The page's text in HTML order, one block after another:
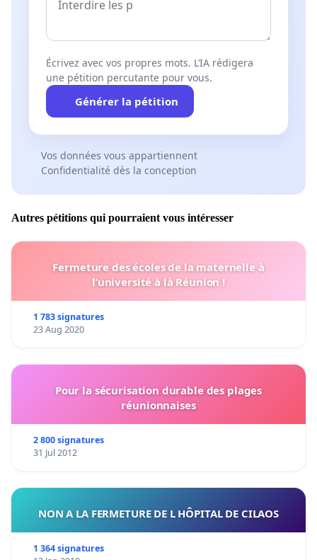
Écrivez avec vos propres mots. L’IA rédigera
une pétition percutante pour vous.
Générer la pétition
Vos données vous appartiennent
Confidentialité dès la conception
Autres pétitions qui pourraient vous intéresser
Fermeture des écoles de la maternelle à
l’université à là Réunion !
1 783 signatures
23 Aug 2020
Pour la sécurisation durable des plages
réunionnaises
2 800 signatures
31 Jul 2012
NON A LA FERMETURE DE L HÔPITAL DE CILAOS
1 364 signatures